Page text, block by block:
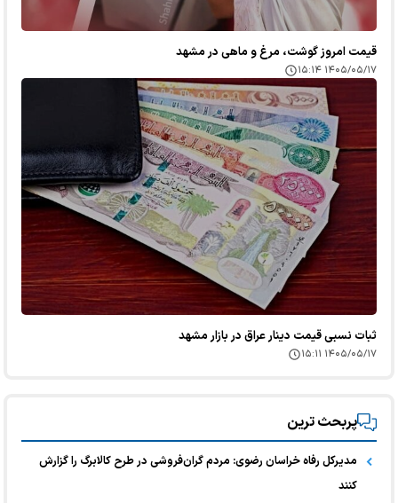
قیمت امروز گوشت، مرغ و ماهی در مشهد
۱۴۰۵/۰۵/۱۷ ۱۵:۱۴
ثبات نسبی قیمت دینار عراق در بازار مشهد
۱۴۰۵/۰۵/۱۷ ۱۵:۱۱
پربحث ترین
مدیرکل رفاه خراسان رضوی: مردم گران‌فروشی در طرح کالابرگ را گزارش
کنند